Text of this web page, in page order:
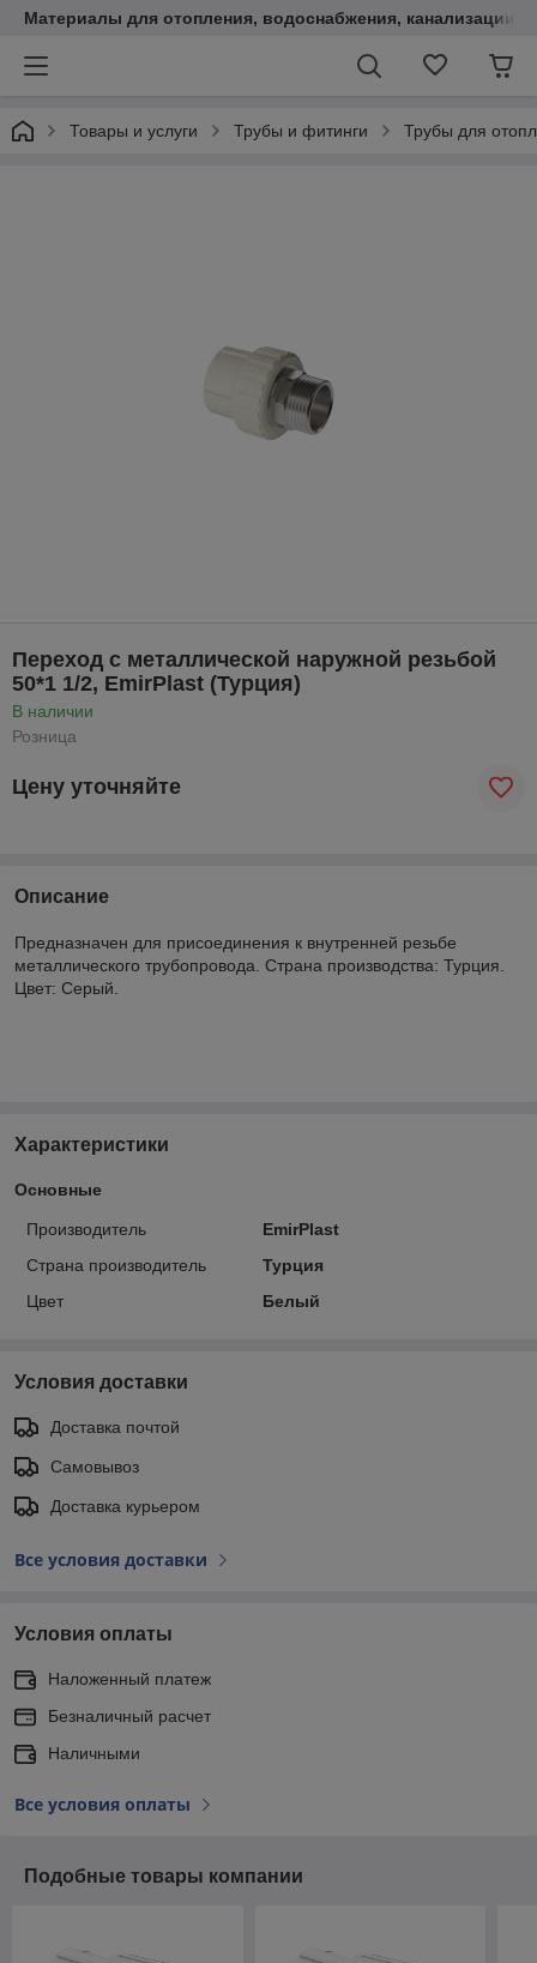
Материалы для отопления, водоснабжения, канализации.
Товары и услуги Трубы и фитинги Трубы для
Переход с металлической наружной резьбой
50*1 1/2, EmirPlast (Турция)
В наличии
Розница
Цену уточняйте
Описание
Предназначен для присоединения к внутренней резьбе
металлического трубопровода. Страна производства: Турция.
Цвет: Серый.
Характеристики
Основные
Производитель
EmirPlast
Страна производитель
Турция
Цвет
Белый
Условия доставки
Доставка почтой
Самовывоз
Доставка курьером
Все условия доставки
Условия оплаты
Наложенный платеж
Безналичный расчет
Наличными
Все условия оплаты
Подобные товары компании